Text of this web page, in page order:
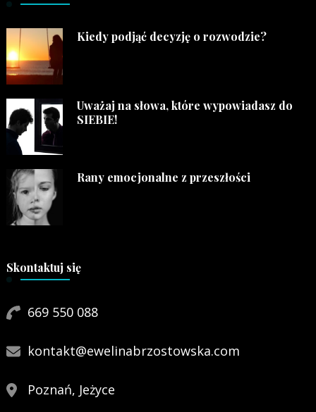
Kiedy podjąć decyzję o rozwodzie?
Uważaj na słowa, które wypowiadasz do
SIEBIE!
Rany emocjonalne z przeszłości
Skontaktuj się
669 550 088
kontakt@ewelinabrzostowska.com
Poznań, Jeżyce